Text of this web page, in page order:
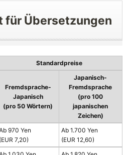
für Übersetzungen
Standardpreise
Fremdsprache-
Japanisch
(pro 50 Wörtern)
Japanisch-
Fremdsprache
(pro 100
japanischen
Zeichen)
970 Yen
(EUR 7,20)
Ab 1.700 Yen
(EUR 12,60)